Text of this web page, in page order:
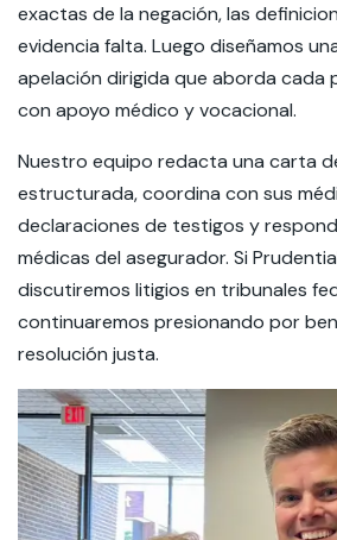
exactas de la negación, las
evidencia falta. Luego diseñamos
apelación dirigida que aborda cada
con apoyo médico y vocacional.
Nuestro equipo redacta una carta
estructurada, coordina con sus
declaraciones de testigos y
médicas del asegurador. Si
discutiremos litigios en tribunales
continuaremos presionando por
resolución justa.